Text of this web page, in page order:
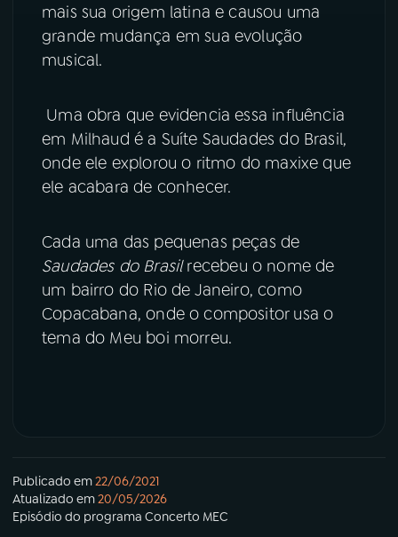
mais sua origem latina e causou uma
grande mudança em sua evolução
musical.
Uma obra que evidencia essa influência
em Milhaud é a Suíte Saudades do Brasil,
onde ele explorou o ritmo do maxixe que
ele acabara de conhecer.
Cada uma das pequenas peças de
Saudades do Brasilrecebeu o nome de
um bairro do Rio de Janeiro, como
Copacabana, onde o compositor usa o
tema do Meu boi morreu.
Publicado em22/06/2021
Atualizado em20/05/2026
Episódio do programa Concerto MEC